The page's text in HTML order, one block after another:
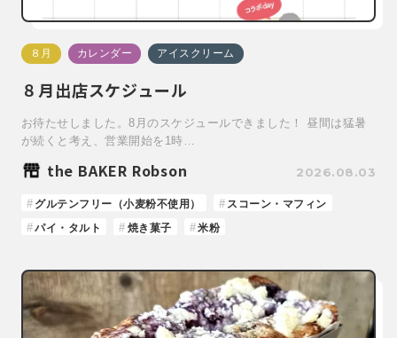
８月 カレンダー アイスクリーム
８月出店スケジュール
お待たせしました。8月のスケジュールできました！ 昼間は猛暑
が続くと考え、営業開始を1時…
the BAKER Robson 2026.08.03
グルテンフリー（小麦粉不使用）
スコーン・マフィン
パイ・タルト
焼き菓子 米粉